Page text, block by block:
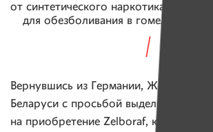
от синтетического наркотика,
для обезболивания в гомельском
Вернувшись из Германии, Женя
Беларуси с просьбой выделить ему
на приобретение Zelboraf, который